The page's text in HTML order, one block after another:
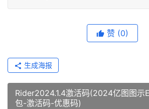
赞 (0)
生成海报
Rider2024.1.4激活码(2024亿图图示
包-激活码-优惠码)